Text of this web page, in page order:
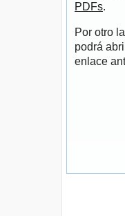
PDFs.
Por otro
podrá
enlace